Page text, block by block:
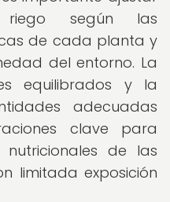
según las
de cada planta y
del entorno. La
equilibrados y la
adecuadas
clave para
nutricionales de las
limitada exposición